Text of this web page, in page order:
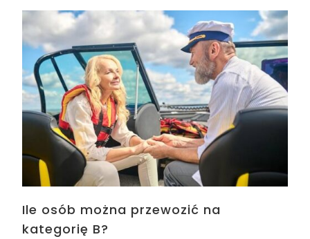
Ile osób można przewozić na
kategorię B?